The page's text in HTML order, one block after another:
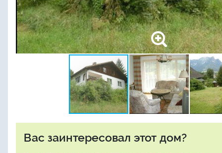
Вас заинтересовал этот дом?